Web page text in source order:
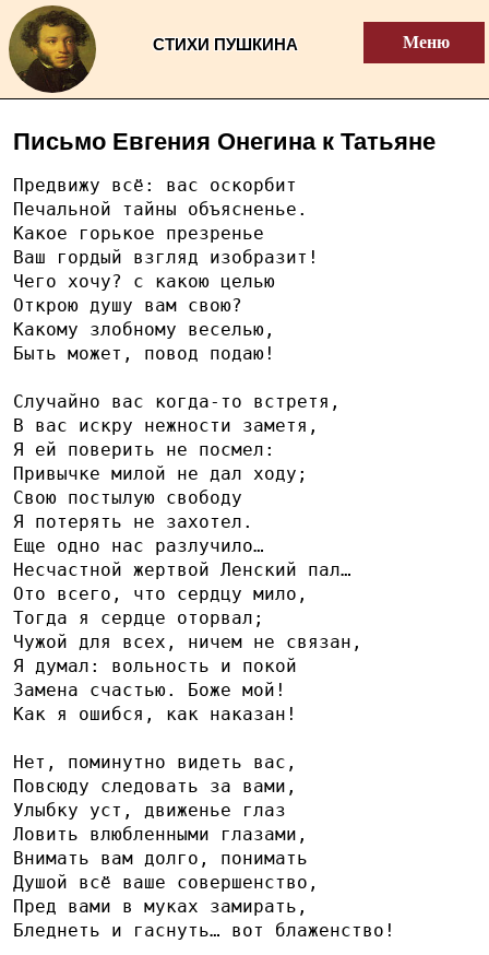
СТИХИ ПУШКИНА Меню
Письмо Евгения Онегина к Татьяне
Предвижу всё: вас оскорбит
Печальной тайны объясненье.
Какое горькое презренье
Ваш гордый взгляд изобразит!
Чего хочу? с какою целью
Открою душу вам свою?
Какому злобному веселью,
Быть может, повод подаю!
Случайно вас когда-то встретя,
В вас искру нежности заметя,
Я ей поверить не посмел:
Привычке милой не дал ходу;
Свою постылую свободу
Я потерять не захотел.
Еще одно нас разлучило…
Несчастной жертвой Ленский пал…
Ото всего, что сердцу мило,
Тогда я сердце оторвал;
Чужой для всех, ничем не связан,
Я думал: вольность и покой
Замена счастью. Боже мой!
Как я ошибся, как наказан!
Нет, поминутно видеть вас,
Повсюду следовать за вами,
Улыбку уст, движенье глаз
Ловить влюбленными глазами,
Внимать вам долго, понимать
Душой всё ваше совершенство,
Пред вами в муках замирать,
Бледнеть и гаснуть… вот блаженство!